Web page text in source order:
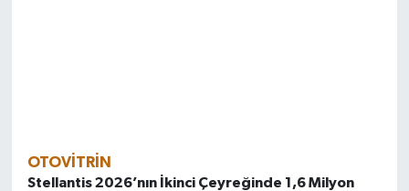
OTOVITRIN